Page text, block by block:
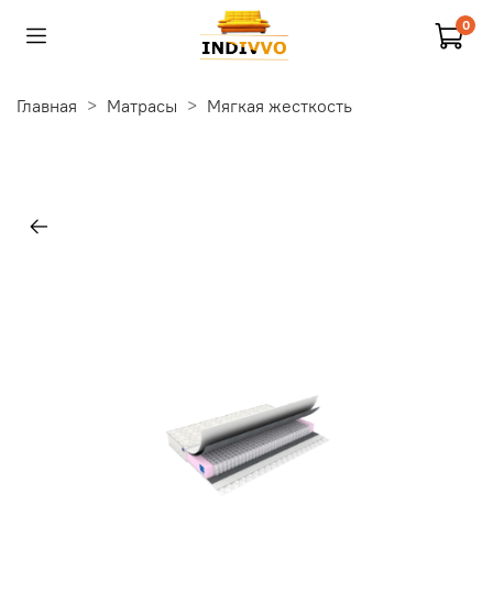
0
Главная Матрасы Мягкая жесткость